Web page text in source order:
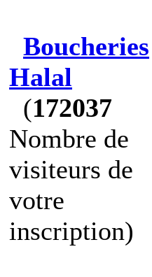
Boucheries
Halal
(172037
Nombre de
visiteurs de
votre
inscription)